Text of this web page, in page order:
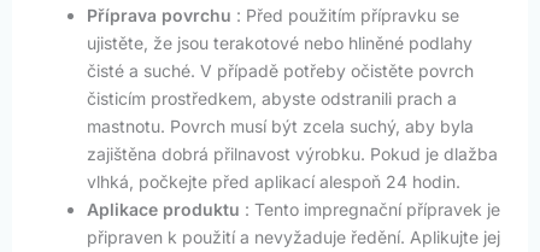
Příprava povrchu : Před použitím přípravku se
ujistěte, že jsou terakotové nebo hliněné podlahy
čisté a suché. V případě potřeby očistěte povrch
čisticím prostředkem, abyste odstranili prach a
mastnotu. Povrch musí být zcela suchý, aby byla
zajištěna dobrá přilnavost výrobku. Pokud je dlažba
vlhká, počkejte před aplikací alespoň 24 hodin.
Aplikace produktu : Tento impregnační přípravek je
připraven k použití a nevyžaduje ředění. Aplikujte jej